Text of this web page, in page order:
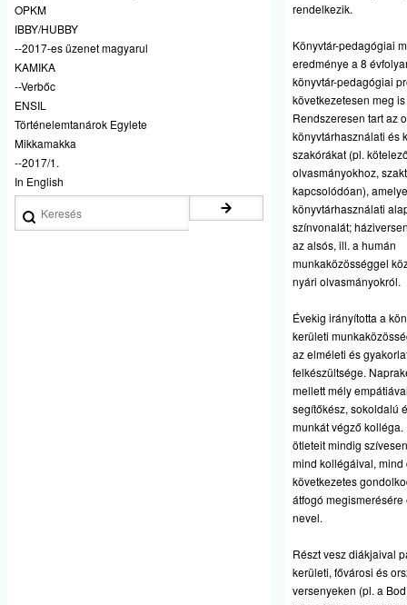
OPKM
IBBY/HUBBY
--2017-es üzenet magyarul
KAMIKA
--Verbőc
ENSIL
Történelemtanárok Egylete
Mikkamakka
--2017/1.
In English
rendelkezik.
Könyvtár-pedagógiai
eredménye a 8
könyvtár-pedagógiai
következetesen meg
Rendszeresen tart az
könyvtárhasználati és
szakórákat (pl.
olvasmányokhoz,
kapcsolódóan),
könyvtárhasználati
színvonalát;
az alsós, ill. a humán
munkaközösséggel
nyári olvasmányokról.
Évekig irányította a
kerületi
az elméleti és
felkészültsége.
mellett mély
segítőkész, sokoldalú
munkát végző kolléga.
ötleteit mindig
mind kollégáival,
következetes
átfogó megismerésére
nevel.
Részt vesz diákjaival
kerületi, fővárosi és
versenyeken (pl. a